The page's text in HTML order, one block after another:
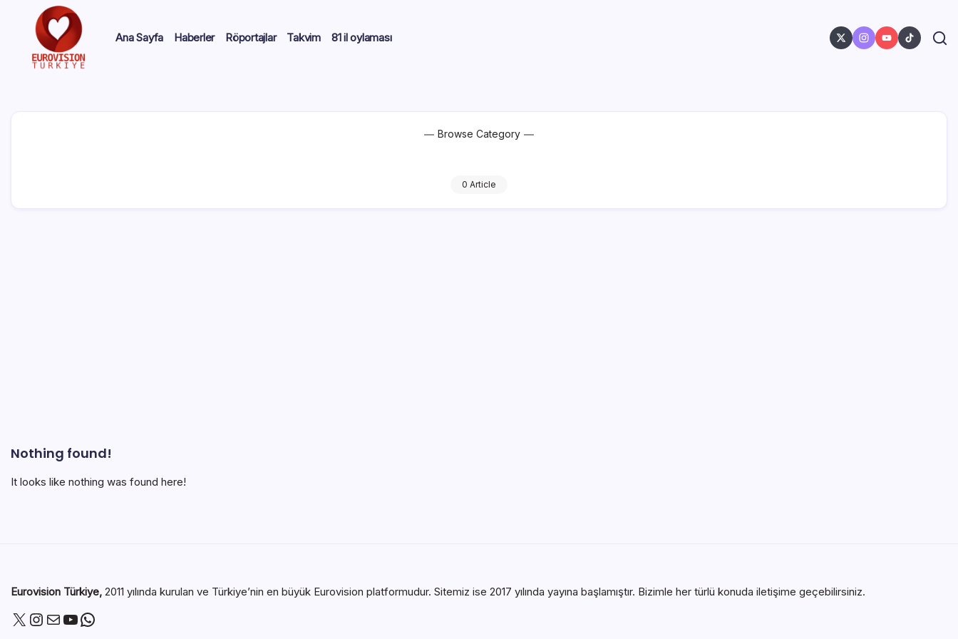
Ana Sayfa Haberler Röportajlar Takvim 81 il oylaması
Browse Category
0 Article
Nothing found!
It looks like nothing was found here!
Eurovision Türkiye, 2011 yılında kurulan ve Türkiye’nin en büyük Eurovision platformudur. Sitemiz ise 2017 yılında yayına başlamıştır. Bizimle her türlü konuda iletişime geçebilirsiniz.